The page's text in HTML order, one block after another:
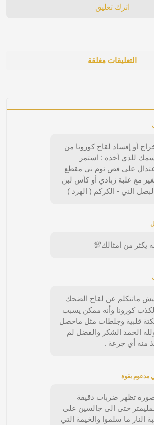
اترك تعليق
التعليقات مغلقة
أو إفساد لقاح كورونا من
للذي أخذه : استمر
على فص ثوم ني مقطع
مع علبة زبادي أو كأس لبن
الني - الكركم ( الهرد )
يكثر من امثالك💯
ماتتكلم عن لقاح الضحك
كورونا وأنه ممكن يسبب
قلبية وجلطات مثل ماحصل
الحمد الشكر والفضل لم
منه أي جرعة .
مدعوم بقوة
تظهر ضربات دقيقة
حتى الى جالسين على
النار ما سلموا والخيمة التي